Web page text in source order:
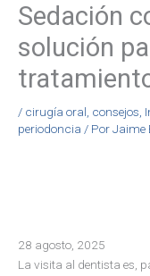
Sedación
solución
/ cirugía oral, consejos,
periodoncia / PorJaime
28 agosto, 2025
La visita al dentista es,